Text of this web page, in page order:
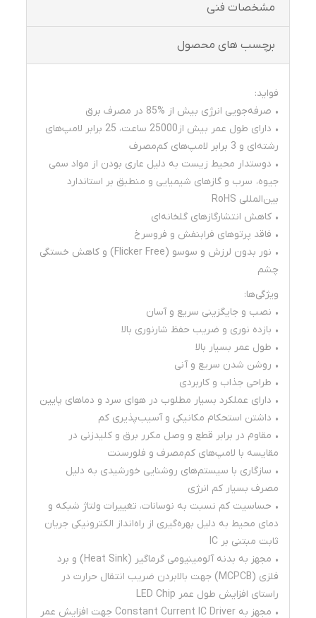
مشخصات فنی
برچسب های محصول
فواید:
• صرفه‌جویی انرژی بیش از %85 در مصرف برق
• دارای طول عمر بیش از25000 ساعت، 25 برابر لامپ‌های
رشته‌ای و 3 برابر لامپ‌های کم‌مصرف
• دوستدار محیط زیست به دلیل عاری بودن از مواد سمی
جیوه، سرب و گازهای شیمیایی و منطبق بر استاندارد
بین‌المللی RoHS
• کاهش انتشارگازهای گلخانه‌ای
• فاقد پرتوهای فرابنفش و فروسرخ
• نور بدون لرزش و سوسو (Flicker Free) و کاهش خستگی
چشم
ویژگی‌ها:
• نصب و جایگزینی سریع و آسان
• بازده نوری و ضریب حفظ شارنوری بالا
• طول عمر بسیار بالا
• روشن شدن سریع و آنی
• طراحی جذاب و کاربردی
• دارای عملکرد بسیار مطلوب در هوای سرد و دماهای پایین
• داشتن استحکام مکانیکی و آسیب‌پذیری کم
• مقاوم در برابر قطع و وصل مکرر برق و کلیدزنی در
مقایسه با لامپ‌های کم‌مصرف و فلورسنت
• سازگاری با سیستم‌های روشنایی خورشیدی به دلیل
مصرف بسیار کم انرژی
• حساسیت کم نسبت به نوسانات، تغییرات ولتاژ شبکه و
دمای محیط به دلیل بهره‌گیری از راه‌انداز الکترونیکی جریان
ثابت مبتنی بر IC
• مجهز به بدنه آلومینیومی گرماگیر (Heat Sink) و برد
فلزی (MCPCB) جهت بالابردن ضریب انتقال حرارت در
راستای افزایش طول عمر LED Chip
• مجهز به Constant Current IC Driver جهت افزایش عمر